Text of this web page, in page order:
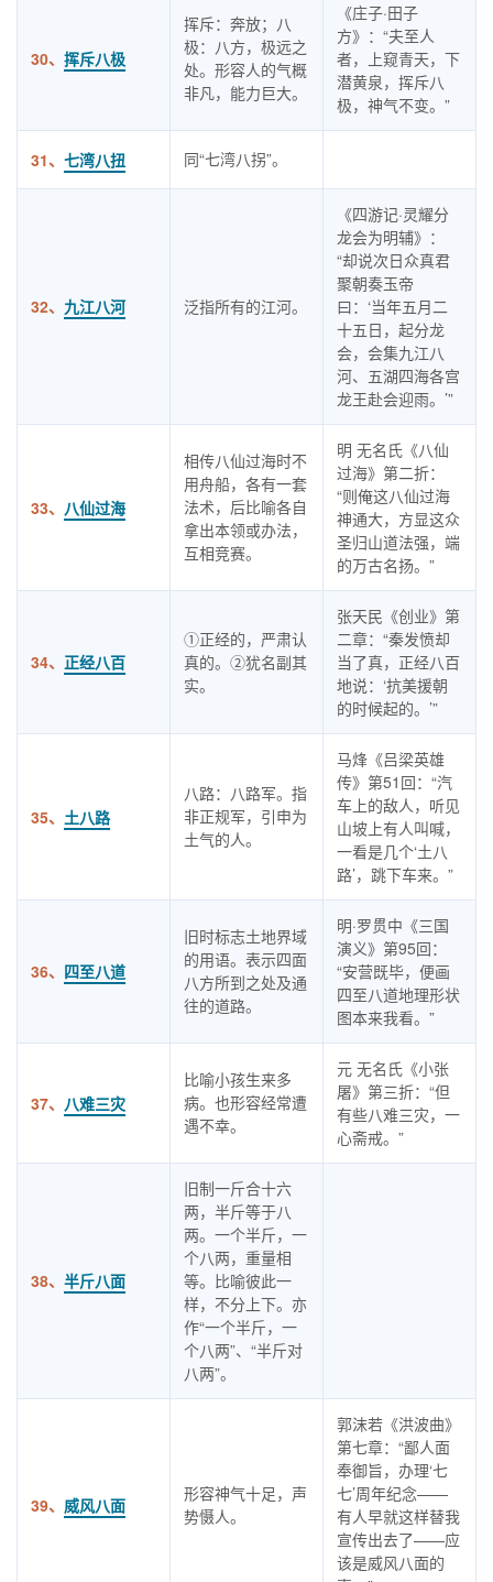
30、 挥斥八极
挥斥：奔放；八
极：八方，极远之
处。形容人的气概
非凡，能力巨大。
《庄子·田子
方》：“夫至人
者，上窥青天，下
潜黄泉，挥斥八
极，神气不变。”
31、 七湾八扭 同“七湾八拐”。
32、 九江八河 泛指所有的江河。
《四游记·灵耀分
龙会为明辅》：
“却说次日众真君
聚朝奏玉帝
曰：‘当年五月二
十五日，起分龙
会，会集九江八
河、五湖四海各宫
龙王赴会迎雨。’”
33、 八仙过海
相传八仙过海时不
用舟船，各有一套
法术，后比喻各自
拿出本领或办法，
互相竞赛。
明 无名氏《八仙
过海》第二折：
“则俺这八仙过海
神通大，方显这众
圣归山道法强，端
的万古名扬。”
34、 正经八百
①正经的，严肃认
真的。②犹名副其
实。
张天民《创业》第
二章：“秦发愤却
当了真，正经八百
地说：‘抗美援朝
的时候起的。’”
35、 土八路
八路：八路军。指
非正规军，引申为
土气的人。
马烽《吕梁英雄
传》第51回：“汽
车上的敌人，听见
山坡上有人叫喊，
一看是几个‘土八
路’，跳下车来。”
36、 四至八道
旧时标志土地界域
的用语。表示四面
八方所到之处及通
往的道路。
明·罗贯中《三国
演义》第95回：
“安营既毕，便画
四至八道地理形状
图本来我看。”
37、 八难三灾
比喻小孩生来多
病。也形容经常遭
遇不幸。
元 无名氏《小张
屠》第三折：“但
有些八难三灾，一
心斋戒。”
38、 半斤八面
旧制一斤合十六
两，半斤等于八
两。一个半斤，一
个八两，重量相
等。比喻彼此一
样，不分上下。亦
作“一个半斤，一
个八两”、“半斤对
八两”。
39、 威风八面
形容神气十足，声
势慑人。
郭沫若《洪波曲》
第七章：“鄙人面
奉御旨，办理‘七
七’周年纪念——
有人早就这样替我
宣传出去了——应
该是威风八面的